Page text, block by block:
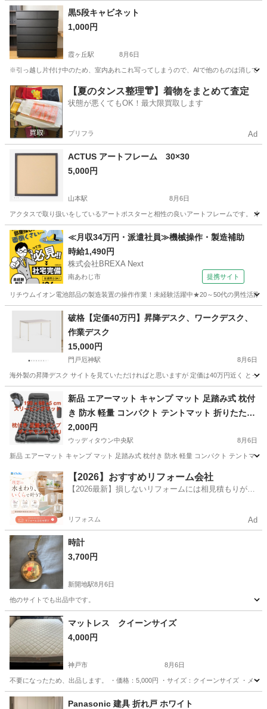
兵庫 尼崎市 ドレッサー
黒5段キャビネット
1,000円
霞ヶ丘駅 8月6日
※引っ越し片付け中のため、室内あれこれ写ってしまうので、AIで他のものは消して
兵庫 神戸市 霞ヶ丘駅 収納家具
【夏のタンス整理👘】着物をまとめて査定
状態が悪くてもOK！最大限買取します
プリフラ Ad
ACTUS アートフレーム 30×30
5,000円
山本駅 8月6日
アクタスで取り扱いをしているアートポスターと相性の良いアートフレームです。
兵庫 宝塚市 山本駅 家具 アート
≪月収34万円・派遣社員≫機械操作・製造補助
時給1,490円
株式会社BREXA Next
南あわじ市 提携サイト
リチウムイオン電池部品の製造装置の操作作業！未経験活躍中★20～50代の男性活
南あわじ市 その他
破格【定価40万円】昇降デスク、ワークデスク、
作業デスク
15,000円
門戸厄神駅 8月6日
海外製の昇降デスク サイトを見ていただければと思いますが 定価は40万円近く とっ
兵庫 西宮市 門戸厄神駅 オフィス用家具
新品 エアーマット キャンプ マット 足踏み式 枕付
き 防水 軽量 コンパクト テントマット 折りたたみ
エアベッド
2,000円
ウッディタウン中央駅 8月6日
新品 エアーマット キャンプ マット 足踏み式 枕付き 防水 軽量 コンパクト テントマ
兵庫 三田市 ウッディタウン中央駅 寝具 マット
【2026】おすすめリフォーム会社
【2026最新】損しないリフォームには相見積もりが不
リフォスム Ad
時計
3,700円
新開地駅8月6日
他のサイトでも出品中です。
兵庫 神戸市 新開地駅 時計 サイト
マットレス クイーンサイズ
4,000円
神戸市 8月6日
不要になったため、出品します。 ・価格：5,000円 ・サイズ：クイーンサイズ ・メ
兵庫 神戸市
Panasonic 建具 折れ戸 ホワイト